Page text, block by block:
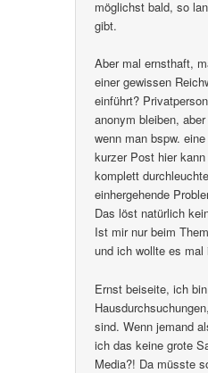
möglichst bald, so
gibt.
Aber mal ernsthaft,
einer gewissen
einführt?
anonym bleiben,
wenn man bspw.
kurzer Post hier
komplett
einhergehende
Das löst natürlich
Ist mir nur beim
und ich wollte es mal
Ernst beiseite, ich
sind. Wenn jemand
ich das keine grote
Media?! Da müsste